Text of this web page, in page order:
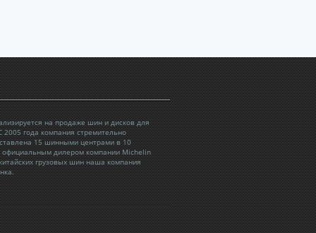
на продаже шин и дисков для
2005 года компания стремительно
15 шинными центрами в 10
официальным дилером компании Michelin
грузовых шин наша компания